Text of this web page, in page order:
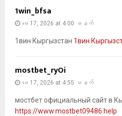
1win_bfsa
မေ 17, 2026 at 4:00 မနက်
1вин Кыргызстан 1вин
mostbet_ryOi
မေ 17, 2026 at 4:55 မနက်
мостбет официальный сайт в
https://www.mostbet09486.help